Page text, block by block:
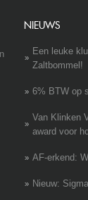
NIEUWS
Een leuke
Zaltbommel!
6% BTW op
Van Klinken
award voor
AF-erkend:
Nieuw: